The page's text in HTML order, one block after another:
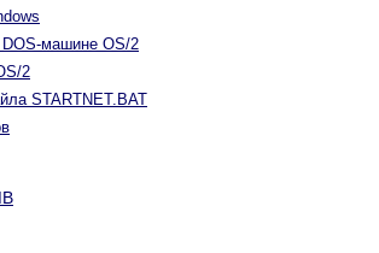
DOS-машине OS/2
2
STARTNET.BAT